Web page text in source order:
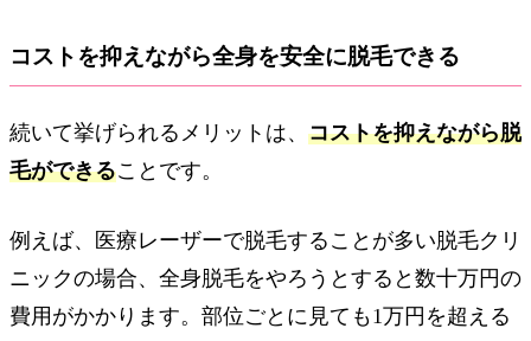
コストを抑えながら全身を安全に脱毛できる
続いて挙げられるメリットは、 コストを抑えながら脱
毛ができることです。
例えば、医療レーザーで脱毛することが多い脱毛クリ
ニックの場合、全身脱毛をやろうとすると数十万円の
費用がかかります。部位ごとに見ても1万円を超える